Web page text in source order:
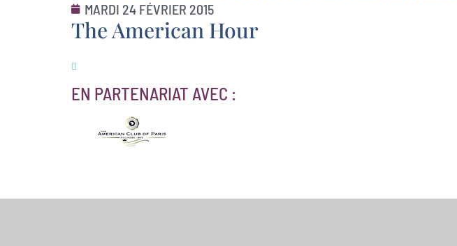
MARDI 24 FÉVRIER 2015
The American Hour
EN PARTENARIAT AVEC :